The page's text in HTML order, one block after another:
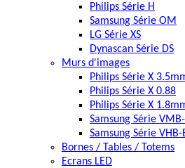
Philips Série H
Samsung Série OM
LG Série XS
Dynascan Série DS
Murs d'images
Philips Série X
Philips Série X 0.88
Philips Série X
Samsung Série
Samsung Série
Bornes / Tables / Totems
Ecrans LED